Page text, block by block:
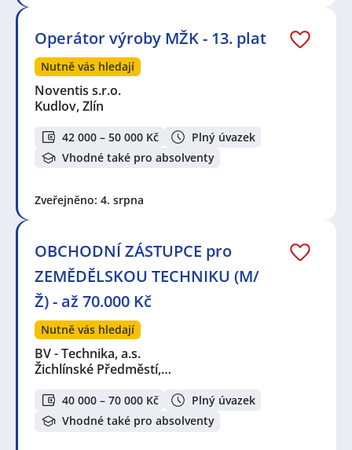
Operátor výroby MŽK - 13. plat
Nutně vás hledají
Noventis s.r.o.
Kudlov, Zlín
42 000 – 50 000 Kč
Plný úvazek
Vhodné také pro absolventy
Zveřejněno: 4. srpna
OBCHODNÍ ZÁSTUPCE pro
ZEMĚDĚLSKOU TECHNIKU (M/
Ž) - až 70.000 Kč
Nutně vás hledají
BV - Technika, a.s.
Žichlínské Předměstí,…
40 000 – 70 000 Kč
Plný úvazek
Vhodné také pro absolventy